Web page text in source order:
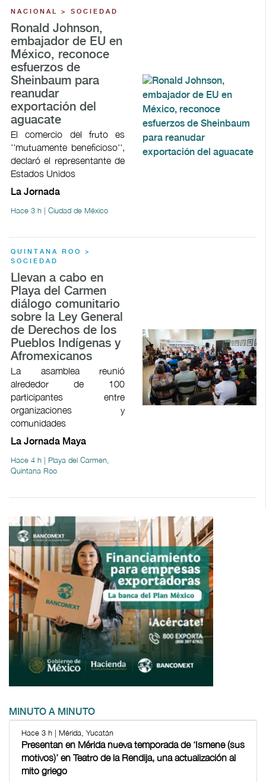
NACIONAL > SOCIEDAD
Ronald Johnson,
embajador de EU en
México, reconoce
esfuerzos de
Sheinbaum para
reanudar
exportación del
aguacate
El comercio del fruto es
''mutuamente beneficioso'',
declaró el representante de
Estados Unidos
La Jornada
Hace 3 h | Ciudad de México
QUINTANA ROO >
SOCIEDAD
Llevan a cabo en
Playa del Carmen
diálogo comunitario
sobre la Ley General
de Derechos de los
Pueblos Indígenas y
Afromexicanos
La asamblea reunió
alrededor de 100
participantes entre
organizaciones y
comunidades
La Jornada Maya
Hace 4 h | Playa del Carmen,
Quintana Roo
MINUTO A MINUTO
Hace 3 h | Mérida, Yucatán
Presentan en Mérida nueva temporada de ‘Ismene (sus
motivos)’ en Teatro de la Rendija, una actualización al
mito griego